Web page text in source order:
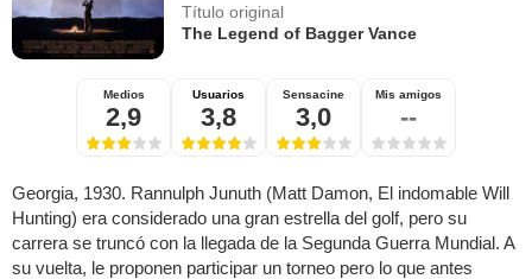
Título original
The Legend of Bagger Vance
Medios
2,9
Usuarios
3,8
Sensacine
3,0
Mis amigos
--
Georgia, 1930. Rannulph Junuth (Matt Damon, El indomable Will
Hunting) era considerado una gran estrella del golf, pero su
carrera se truncó con la llegada de la Segunda Guerra Mundial. A
su vuelta, le proponen participar un torneo pero lo que antes